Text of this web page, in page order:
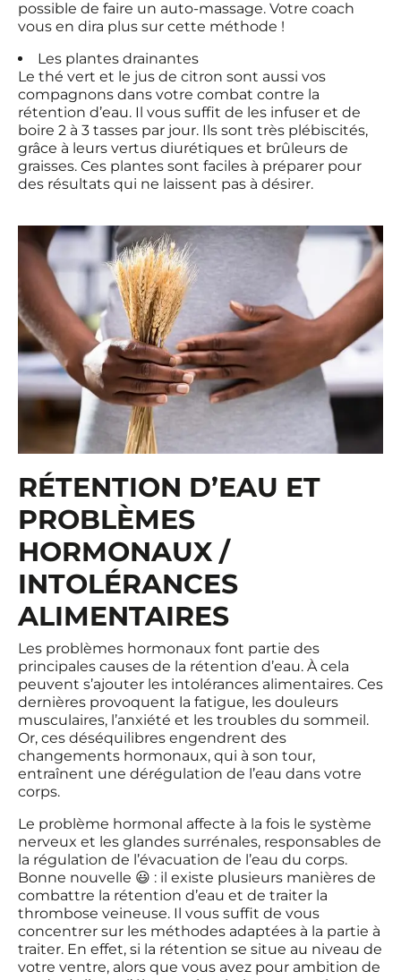
possible de faire un auto-massage. Votre coach
vous en dira plus sur cette méthode !
Les plantes drainantes
Le thé vert et le jus de citron sont aussi vos
compagnons dans votre combat contre la
rétention d’eau. Il vous suffit de les infuser et de
boire 2 à 3 tasses par jour. Ils sont très plébiscités,
grâce à leurs vertus diurétiques et brûleurs de
graisses. Ces plantes sont faciles à préparer pour
des résultats qui ne laissent pas à désirer.
RÉTENTION D’EAU ET
PROBLÈMES
HORMONAUX /
INTOLÉRANCES
ALIMENTAIRES
Les problèmes hormonaux font partie des
principales causes de la rétention d’eau. À cela
peuvent s’ajouter les intolérances alimentaires. Ces
dernières provoquent la fatigue, les douleurs
musculaires, l’anxiété et les troubles du sommeil.
Or, ces déséquilibres engendrent des
changements hormonaux, qui à son tour,
entraînent une dérégulation de l’eau dans votre
corps.
Le problème hormonal affecte à la fois le système
nerveux et les glandes surrénales, responsables de
la régulation de l’évacuation de l’eau du corps.
Bonne nouvelle 😃 : il existe plusieurs manières de
combattre la rétention d’eau et de traiter la
thrombose veineuse. Il vous suffit de vous
concentrer sur les méthodes adaptées à la partie à
traiter. En effet, si la rétention se situe au niveau de
votre ventre, alors que vous avez pour ambition de